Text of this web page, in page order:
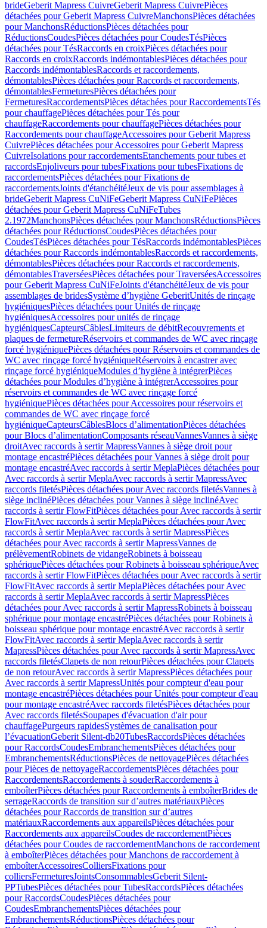
brideGeberit Mapress CuivreGeberit Mapress CuivrePièces
détachées pour Geberit Mapress CuivreManchonsPièces détachées
pour ManchonsRéductionsPièces détachées pour
RéductionsCoudesPièces détachées pour CoudesTésPièces
détachées pour TésRaccords en croixPièces détachées pour
Raccords en croixRaccords indémontablesPièces détachées pour
Raccords indémontablesRaccords et raccordements,
démontablesPièces détachées pour Raccords et raccordements,
démontablesFermeturesPièces détachées pour
FermeturesRaccordementsPièces détachées pour RaccordementsTés
pour chauffagePièces détachées pour Tés pour
chauffageRaccordements pour chauffagePièces détachées pour
Raccordements pour chauffageAccessoires pour Geberit Mapress
CuivrePièces détachées pour Accessoires pour Geberit Mapress
CuivreIsolations pour raccordementsEtanchements pour tubes et
raccordsEnjoliveurs pour tubesFixations pour tubesFixations de
raccordementsPièces détachées pour Fixations de
raccordementsJoints d'étanchéitéJeux de vis pour assemblages à
brideGeberit Mapress CuNiFeGeberit Mapress CuNiFePièces
détachées pour Geberit Mapress CuNiFeTubes
2.1972ManchonsPièces détachées pour ManchonsRéductionsPièces
détachées pour RéductionsCoudesPièces détachées pour
CoudesTésPièces détachées pour TésRaccords indémontablesPièces
détachées pour Raccords indémontablesRaccords et raccordements,
démontablesPièces détachées pour Raccords et raccordements,
démontablesTraverséesPièces détachées pour TraverséesAccessoires
pour Geberit Mapress CuNiFeJoints d'étanchéitéJeux de vis pour
assemblages de bridesSystème d’hygiène GeberitUnités de rinçage
hygiéniquesPièces détachées pour Unités de rinçage
hygiéniquesAccessoires pour unités de rinçage
hygiéniquesCapteursCâblesLimiteurs de débitRecouvrements et
plaques de fermetureRéservoirs et commandes de WC avec rinçage
forcé hygiéniquePièces détachées pour Réservoirs et commandes de
WC avec rinçage forcé hygiéniqueRéservoirs à encastrer avec
rinçage forcé hygiéniqueModules d’hygiène à intégrerPièces
détachées pour Modules d’hygiène à intégrerAccessoires pour
réservoirs et commandes de WC avec rinçage forcé
hygiéniquePièces détachées pour Accessoires pour réservoirs et
commandes de WC avec rinçage forcé
hygiéniqueCapteursCâblesBlocs d’alimentationPièces détachées
pour Blocs d’alimentationComposants réseauVannesVannes à siège
droitAvec raccords à sertir MapressVannes à siège droit pour
montage encastréPièces détachées pour Vannes à siège droit pour
montage encastréAvec raccords à sertir MeplaPièces détachées pour
Avec raccords à sertir MeplaAvec raccords à sertir MapressAvec
raccords filetésPièces détachées pour Avec raccords filetésVannes à
siège inclinéPièces détachées pour Vannes à siège inclinéAvec
raccords à sertir FlowFitPièces détachées pour Avec raccords à sertir
FlowFitAvec raccords à sertir MeplaPièces détachées pour Avec
raccords à sertir MeplaAvec raccords à sertir MapressPièces
détachées pour Avec raccords à sertir MapressVannes de
prélèvementRobinets de vidangeRobinets à boisseau
sphériquePièces détachées pour Robinets à boisseau sphériqueAvec
raccords à sertir FlowFitPièces détachées pour Avec raccords à sertir
FlowFitAvec raccords à sertir MeplaPièces détachées pour Avec
raccords à sertir MeplaAvec raccords à sertir MapressPièces
détachées pour Avec raccords à sertir MapressRobinets à boisseau
sphérique pour montage encastréPièces détachées pour Robinets à
boisseau sphérique pour montage encastréAvec raccords à sertir
FlowFitAvec raccords à sertir MeplaAvec raccords à sertir
MapressPièces détachées pour Avec raccords à sertir MapressAvec
raccords filetésClapets de non retourPièces détachées pour Clapets
de non retourAvec raccords à sertir MapressPièces détachées pour
Avec raccords à sertir MapressUnités pour compteur d'eau pour
montage encastréPièces détachées pour Unités pour compteur d'eau
pour montage encastréAvec raccords filetésPièces détachées pour
Avec raccords filetésSoupapes d'évacuation d'air pour
chauffagePurgeurs rapidesSystèmes de canalisation pour
l’évacuationGeberit Silent-db20TubesRaccordsPièces détachées
pour RaccordsCoudesEmbranchementsPièces détachées pour
EmbranchementsRéductionsPièces de nettoyagePièces détachées
pour Pièces de nettoyageRaccordementsPièces détachées pour
RaccordementsRaccordements à souderRaccordements à
emboîterPièces détachées pour Raccordements à emboîterBrides de
serrageRaccords de transition sur d’autres matériauxPièces
détachées pour Raccords de transition sur d’autres
matériauxRaccordements aux appareilsPièces détachées pour
Raccordements aux appareilsCoudes de raccordementPièces
détachées pour Coudes de raccordementManchons de raccordement
à emboîterPièces détachées pour Manchons de raccordement à
emboîterAccessoiresColliersFixations pour
colliersFermeturesJointsConsommablesGeberit Silent-
PPTubesPièces détachées pour TubesRaccordsPièces détachées
pour RaccordsCoudesPièces détachées pour
CoudesEmbranchementsPièces détachées pour
EmbranchementsRéductionsPièces détachées pour